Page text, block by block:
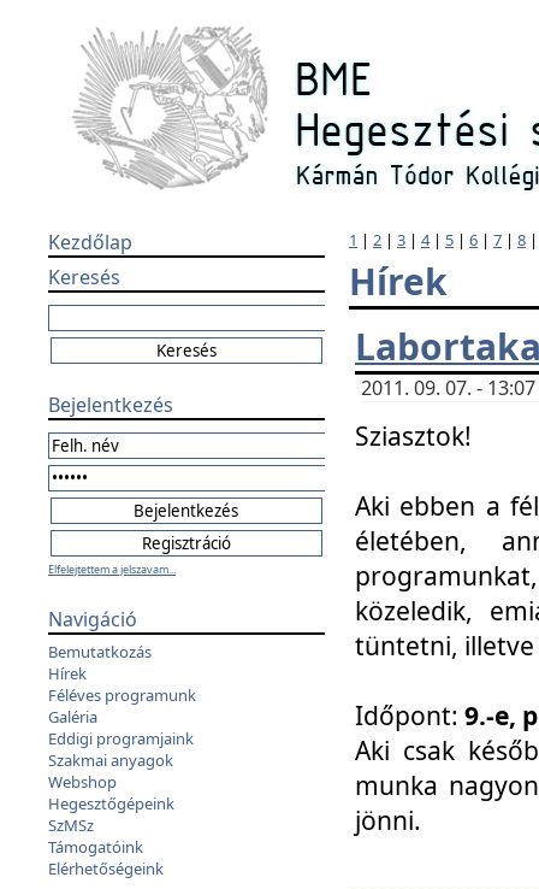
Kezdőlap
Keresés
Bejelentkezés
Elfelejtettem a jelszavam...
Navigáció
Bemutatkozás
Hírek
Féléves programunk
Galéria
Eddigi programjaink
Szakmai anyagok
Webshop
Hegesztőgépeink
SzMSz
Támogatóink
Elérhetőségeink
1 | 2 | 3 | 4| 5 | 6 | 7 | 8
Hírek
2011. 09. 07. -
Sziasztok!
Aki ebben a
életében,
közeledik,
tüntetni, illetve
Időpont: 9.-e,
Aki csak
munka
jönni.